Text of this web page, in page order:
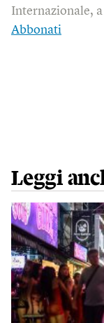
Internazionale, a
Abbonati
Leggi